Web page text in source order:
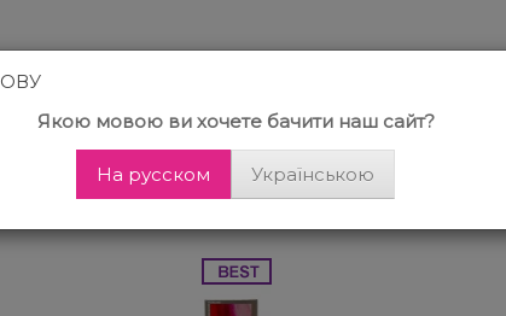
Другие клиенты также купили
Якою мовою ви хочете бачити наш сайт?
На русском Українською